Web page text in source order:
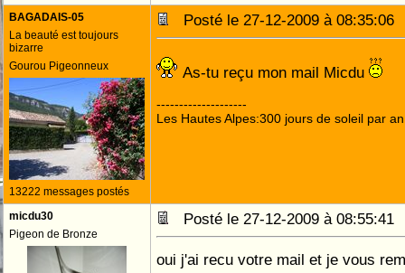
BAGADAIS-05
La beauté est toujours
bizarre
Gourou Pigeonneux
13222 messages postés
Posté le 27-12-2009 à
As-tu reçu mon mail Micdu
--------------------
Les Hautes Alpes:300 jours de soleil par an
micdu30
Pigeon de Bronze
Posté le 27-12-2009 à
oui j'ai recu votre mail et je vous